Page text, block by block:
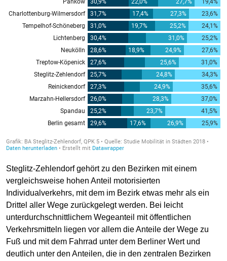
Steglitz-Zehlendorf gehört zu den Bezirken mit einem
vergleichsweise hohen Anteil motorisierten
Individualverkehrs, mit dem im Bezirk etwas mehr als ein
Drittel aller Wege zurückgelegt werden. Bei leicht
unterdurchschnittlichem Wegeanteil mit öffentlichen
Verkehrsmitteln liegen vor allem die Anteile der Wege zu
Fuß und mit dem Fahrrad unter dem Berliner Wert und
deutlich unter den Anteilen, die in den zentralen Bezirken